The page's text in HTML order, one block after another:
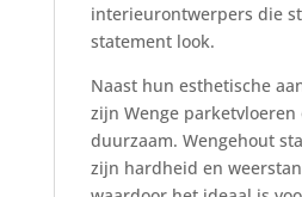
interieurontwerpers die
statement look.
Naast hun esthetische
zijn Wenge parketvloeren
duurzaam. Wengehout
zijn hardheid en